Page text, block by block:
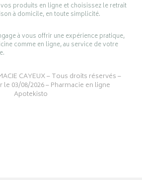
produits en ligne et choisissez le retrait
à domicile, en toute simplicité.
à vous offrir une expérience pratique,
comme en ligne, au service de votre
CAYEUX– Tous droits réservés –
le 03/08/2026 –Pharmacie en ligne
Apotekisto